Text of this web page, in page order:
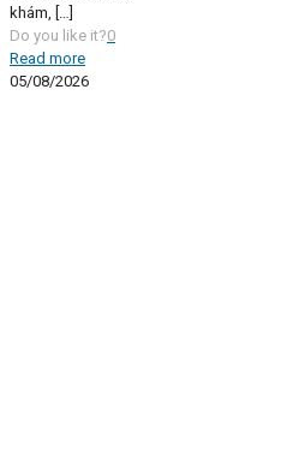
khám,
Do you like it?0
Read more
05/08/2026